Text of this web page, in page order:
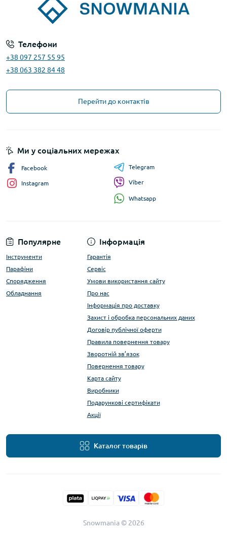
Телефони
+38 097 257 55 95
+38 063 382 84 48
Перейти до контактів
Популярне
Інструменти
Парафіни
Спорядження
Обладнання
Інформація
Гарантія
Сервіс
Умови використання сайту
Про нас
Інформація про доставку
Захист і обробка персональних даних
Договір публічної оферти
Правила повернення товару
Зворотній зв’язок
Повернення товару
Карта сайту
Виробники
Подарункові сертифікати
Акції
Каталог товарів
Ми у соціальних мережах
Facebook
Instagram
Telegram
Viber
Whatsapp
Snowmania © 2026